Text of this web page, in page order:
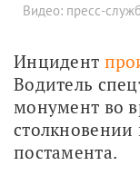
Видео: пресс-
Инцидент
Водитель
монумент во
столкновении
постамента.